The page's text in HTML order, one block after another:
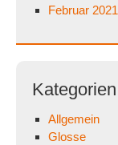
Februar 2021
Kategorien
Allgemein
Glosse